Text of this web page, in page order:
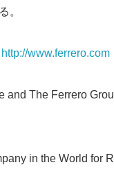
。
http://www.ferrero.com
and The Ferrero
in the World for